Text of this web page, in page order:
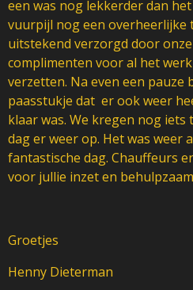
een was nog lekkerder dan
vuurpijl nog een overheerlijke
uitstekend verzorgd door
complimenten voor al het
verzetten. Na even een pauze
paasstukje dat er ook weer
klaar was. We kregen nog
dag er weer op. Het was weer
fantastische dag. Chauffeurs
voor jullie inzet en
Groetjes
Henny Dieterman